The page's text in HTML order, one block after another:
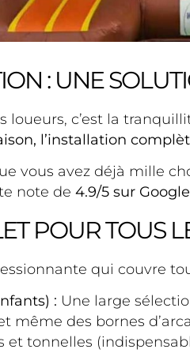
: UNE
c’est la
l’installation
vous avez déjà mille
note de 4.9/5 sur Google
POUR TOUS
qui couvre
: Une large
même des bornes
et tonnelles